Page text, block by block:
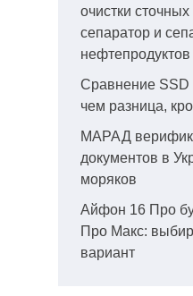
очистки
сепаратор и
нефтепродуктов
Сравнение
чем разница,
МАРАД
документов в
моряков
Айфон 16 Про
Про Макс:
вариант